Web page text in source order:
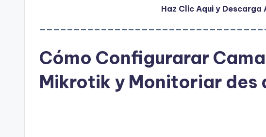
Haz Clic Aqui y Descarga
Cómo Configurarar
Mikrotik y Monitoriar des